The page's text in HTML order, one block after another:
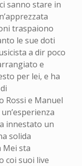
sanno stare in
traspaiono
le sue doti
a dir poco
e
per lei, e ha
Rossi e Manuel
innestato un
solida
Mei sta
coi suoi live